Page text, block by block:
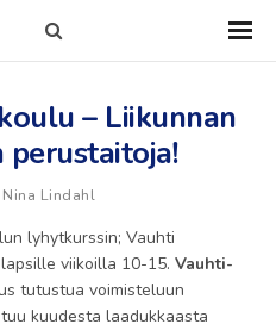
this
– Liikunnan
Nina Lindahl
lyhytkurssin; Vauhti
viikoilla 10-15. Vauhti-
tutustua voimisteluun
kuudesta laadukkaasta